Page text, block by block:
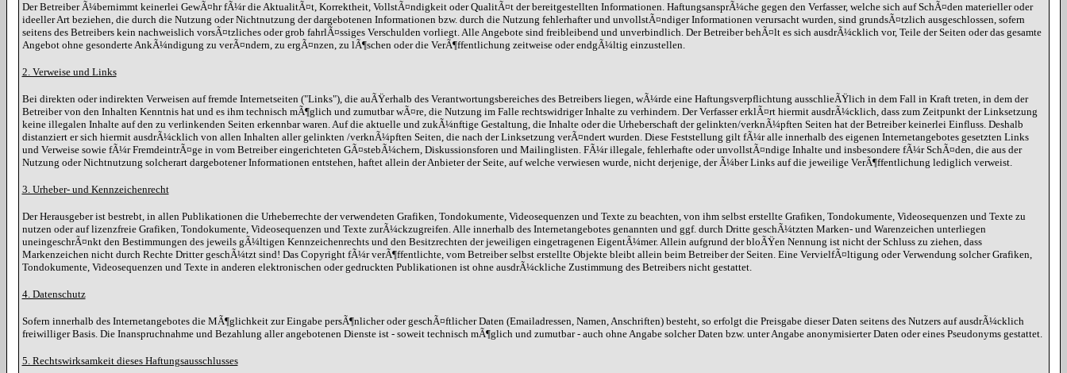
Der Betreiber Ã¼bernimmt keinerlei GewÃ¤hr fÃ¼r die AktualitÃ¤t, Korrektheit, VollstÃ¤ndigkeit oder QualitÃ¤t der bereitgestellten Informationen. HaftungsansprÃ¼che gegen den Verfasser, welche sich auf SchÃ¤den materieller oder
ideeller Art beziehen, die durch die Nutzung oder Nichtnutzung der dargebotenen Informationen bzw. durch die Nutzung fehlerhafter und unvollstÃ¤ndiger Informationen verursacht wurden, sind grundsÃ¤tzlich ausgeschlossen, sofern
seitens des Betreibers kein nachweislich vorsÃ¤tzliches oder grob fahrlÃ¤ssiges Verschulden vorliegt. Alle Angebote sind freibleibend und unverbindlich. Der Betreiber behÃ¤lt es sich ausdrÃ¼cklich vor, Teile der Seiten oder das gesamte
Angebot ohne gesonderte AnkÃ¼ndigung zu verÃ¤ndern, zu ergÃ¤nzen, zu lÃ¶schen oder die VerÃ¶ffentlichung zeitweise oder endgÃ¼ltig einzustellen.
2. Verweise und Links
Bei direkten oder indirekten Verweisen auf fremde Internetseiten ("Links"), die auÃŸerhalb des Verantwortungsbereiches des Betreibers liegen, wÃ¼rde eine Haftungsverpflichtung ausschlieÃŸlich in dem Fall in Kraft treten, in dem der
Betreiber von den Inhalten Kenntnis hat und es ihm technisch mÃ¶glich und zumutbar wÃ¤re, die Nutzung im Falle rechtswidriger Inhalte zu verhindern. Der Verfasser erklÃ¤rt hiermit ausdrÃ¼cklich, dass zum Zeitpunkt der Linksetzung
keine illegalen Inhalte auf den zu verlinkenden Seiten erkennbar waren. Auf die aktuelle und zukÃ¼nftige Gestaltung, die Inhalte oder die Urheberschaft der gelinkten/verknÃ¼pften Seiten hat der Betreiber keinerlei Einfluss. Deshalb
distanziert er sich hiermit ausdrÃ¼cklich von allen Inhalten aller gelinkten /verknÃ¼pften Seiten, die nach der Linksetzung verÃ¤ndert wurden. Diese Feststellung gilt fÃ¼r alle innerhalb des eigenen Internetangebotes gesetzten Links
und Verweise sowie fÃ¼r FremdeintrÃ¤ge in vom Betreiber eingerichteten GÃ¤stebÃ¼chern, Diskussionsforen und Mailinglisten. FÃ¼r illegale, fehlerhafte oder unvollstÃ¤ndige Inhalte und insbesondere fÃ¼r SchÃ¤den, die aus der
Nutzung oder Nichtnutzung solcherart dargebotener Informationen entstehen, haftet allein der Anbieter der Seite, auf welche verwiesen wurde, nicht derjenige, der Ã¼ber Links auf die jeweilige VerÃ¶ffentlichung lediglich verweist.
3. Urheber- und Kennzeichenrecht
Der Herausgeber ist bestrebt, in allen Publikationen die Urheberrechte der verwendeten Grafiken, Tondokumente, Videosequenzen und Texte zu beachten, von ihm selbst erstellte Grafiken, Tondokumente, Videosequenzen und Texte zu
nutzen oder auf lizenzfreie Grafiken, Tondokumente, Videosequenzen und Texte zurÃ¼ckzugreifen. Alle innerhalb des Internetangebotes genannten und ggf. durch Dritte geschÃ¼tzten Marken- und Warenzeichen unterliegen
uneingeschrÃ¤nkt den Bestimmungen des jeweils gÃ¼ltigen Kennzeichenrechts und den Besitzrechten der jeweiligen eingetragenen EigentÃ¼mer. Allein aufgrund der bloÃŸen Nennung ist nicht der Schluss zu ziehen, dass
Markenzeichen nicht durch Rechte Dritter geschÃ¼tzt sind! Das Copyright fÃ¼r verÃ¶ffentlichte, vom Betreiber selbst erstellte Objekte bleibt allein beim Betreiber der Seiten. Eine VervielfÃ¤ltigung oder Verwendung solcher Grafiken,
Tondokumente, Videosequenzen und Texte in anderen elektronischen oder gedruckten Publikationen ist ohne ausdrÃ¼ckliche Zustimmung des Betreibers nicht gestattet.
4. Datenschutz
Sofern innerhalb des Internetangebotes die MÃ¶glichkeit zur Eingabe persÃ¶nlicher oder geschÃ¤ftlicher Daten (Emailadressen, Namen, Anschriften) besteht, so erfolgt die Preisgabe dieser Daten seitens des Nutzers auf ausdrÃ¼cklich
freiwilliger Basis. Die Inanspruchnahme und Bezahlung aller angebotenen Dienste ist - soweit technisch mÃ¶glich und zumutbar - auch ohne Angabe solcher Daten bzw. unter Angabe anonymisierter Daten oder eines Pseudonyms gestattet.
5. Rechtswirksamkeit dieses Haftungsausschlusses